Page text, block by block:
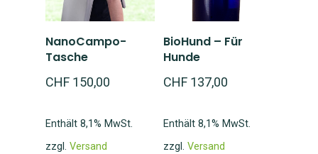
In den
Warenkorb
NanoCampo-
Tasche
CHF 150,00
Enthält 8,1% MwSt.
zzgl. Versand
In den
Warenkorb
BioHund – Für
Hunde
CHF 137,00
Enthält 8,1% MwSt.
zzgl.Versand